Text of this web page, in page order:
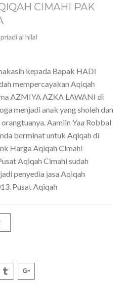
CIMAHI PAK
al hilal
kepada Bapak HADI
mempercayakan Aqiqah
AZMIYA AZKA LAWANI di
menjadi anak yang sholeh dan
Aamiin Yaa Robbal
berminat untuk Aqiqah di
Harga Aqiqah Cimahi
Aqiqah Cimahi sudah
penyedia jasa Aqiqah
Pusat Aqiqah